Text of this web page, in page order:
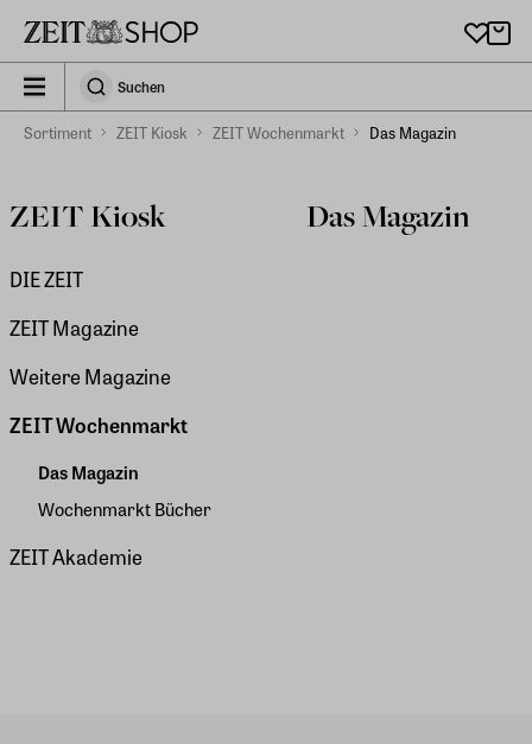
zeit_storefront.components.search.collapsed
SuchenSuchen
Sortiment ZEIT Kiosk ZEIT Wochenmarkt Das Magazin
ZEIT Kiosk
DIE ZEIT
ZEIT Magazine
Weitere Magazine
ZEIT Wochenmarkt
Das Magazin
Wochenmarkt Bücher
ZEIT Akademie
Das Magazin